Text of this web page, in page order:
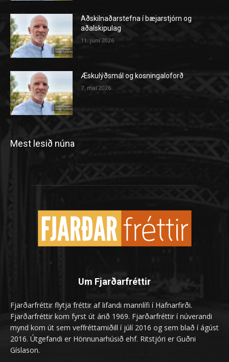
Aðskilnaðarstefna í bæjarstjórn og
aðalskipulag
11. júní 2026
Æskulýðsmál og kosningaloforð
7. maí 2026
Mest lesið núna
Um Fjarðarfréttir
Fjarðarfréttir flytja fréttir af lifandi mannlífi í Hafnarfirði.
Fjarðarfréttir kom fyrst út árið 1969. Fjarðarfréttir í núverandi
mynd kom út sem veffréttamiðill í júlí 2016 og sem blað í ágúst
2016. Útgefandi er Hönnunarhúsið ehf. Ritstjóri er Guðni
Gíslason.